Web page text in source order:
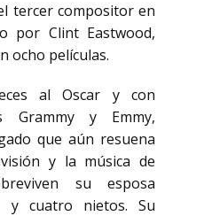
tercer compositor en
por Clint Eastwood,
ocho películas.
al Oscar y con
Grammy y Emmy,
que aún resuena
y la música de
su esposa
y cuatro nietos. Su